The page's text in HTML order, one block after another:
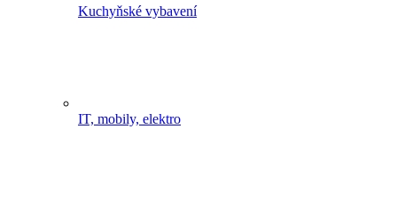
Kuchyňské vybavení
IT, mobily, elektro